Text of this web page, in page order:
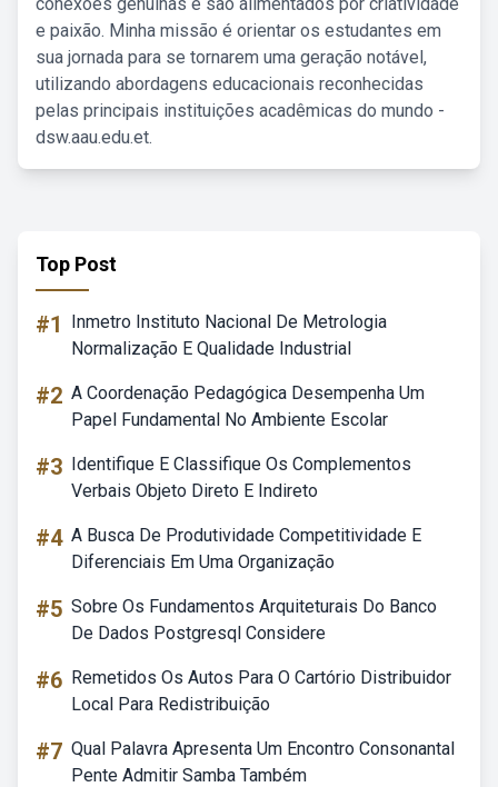
e paixão. Minha missão é orientar os estudantes em
sua jornada para se tornarem uma geração notável,
utilizando abordagens educacionais reconhecidas
pelas principais instituições acadêmicas do mundo -
dsw.aau.edu.et.
Top Post
#1
Inmetro Instituto Nacional De Metrologia
Normalização E Qualidade Industrial
#2 A Coordenação Pedagógica Desempenha Um
Papel Fundamental No Ambiente Escolar
#3 Identifique E Classifique Os Complementos
Verbais Objeto Direto E Indireto
#4 A Busca De Produtividade Competitividade E
Diferenciais Em Uma Organização
#5 Sobre Os Fundamentos Arquiteturais Do Banco
De Dados Postgresql Considere
#6 Remetidos Os Autos Para O Cartório Distribuidor
Local Para Redistribuição
#7 Qual Palavra Apresenta Um Encontro Consonantal
Pente Admitir Samba Também